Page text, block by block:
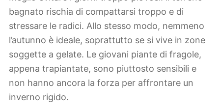
bagnato rischia di compattarsi troppo e di
stressare le radici. Allo stesso modo, nemmeno
l’autunno è ideale, soprattutto se si vive in zone
soggette a gelate. Le giovani piante di fragole,
appena trapiantate, sono piuttosto sensibili e
non hanno ancora la forza per affrontare un
inverno rigido.